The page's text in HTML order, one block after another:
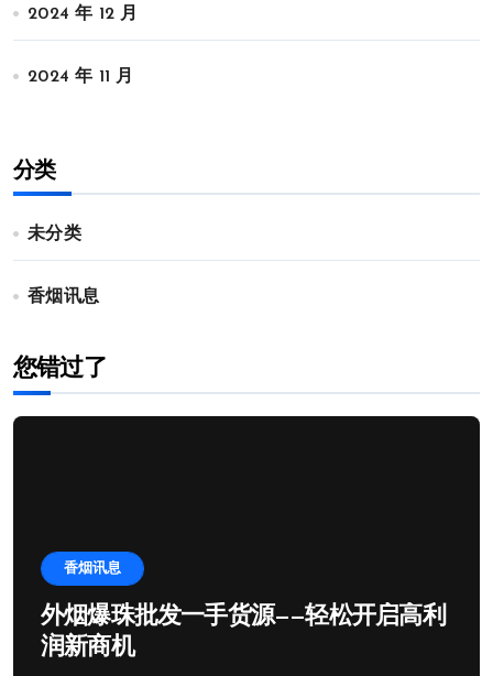
2024 年 12 月
2024 年 11 月
分类
未分类
香烟讯息
您错过了
香烟讯息
外烟爆珠批发一手货源——轻松开启高利
润新商机